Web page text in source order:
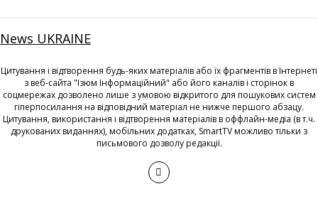
News UKRAINE
Цитування і відтворення будь-яких матеріалів або їх фрагментів в Інтернеті
з веб-сайта "Ізюм Інформаційний" або його каналів і сторінок в
соцмережах дозволено лише з умовою відкритого для пошукових систем
гіперпосилання на відповідний матеріал не нижче першого абзацу.
Цитування, використання і відтворення матеріалів в оффлайн-медіа (в т.ч.
друкованих виданнях), мобільних додатках, SmartTV можливо тільки з
письмового дозволу редакції.